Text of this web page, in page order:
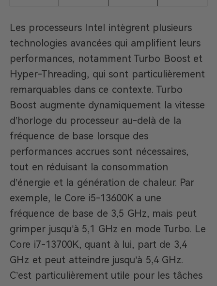
Les processeurs Intel intègrent plusieurs
technologies avancées qui amplifient leurs
performances, notamment Turbo Boost et
Hyper-Threading, qui sont particulièrement
remarquables dans ce contexte. Turbo
Boost augmente dynamiquement la vitesse
d’horloge du processeur au-delà de la
fréquence de base lorsque des
performances accrues sont nécessaires,
tout en réduisant la consommation
d’énergie et la génération de chaleur. Par
exemple, le Core i5-13600K a une
fréquence de base de 3,5 GHz, mais peut
grimper jusqu’à 5,1 GHz en mode Turbo. Le
Core i7-13700K, quant à lui, part de 3,4
GHz et peut atteindre jusqu’à 5,4 GHz.
C’est particulièrement utile pour les tâches